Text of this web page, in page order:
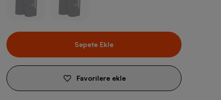
Sepete Ekle
Favorilere ekle